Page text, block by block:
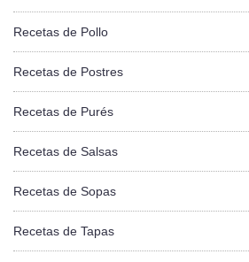
Recetas de Pollo
Recetas de Postres
Recetas de Purés
Recetas de Salsas
Recetas de Sopas
Recetas de Tapas